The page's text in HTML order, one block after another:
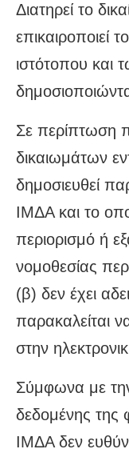
Διατηρεί το
επικαιροποιεί
ιστότοπου και
Σε περίπτωση
δικαιωμάτων
δημοσιευθεί
ΙΜΔΑ και το
περιορισμό ή
νομοθεσίας
(β) δεν έχει
παρακαλείται
στην
Σύμφωνα με
δεδομένης της
ΙΜΔΑ δεν